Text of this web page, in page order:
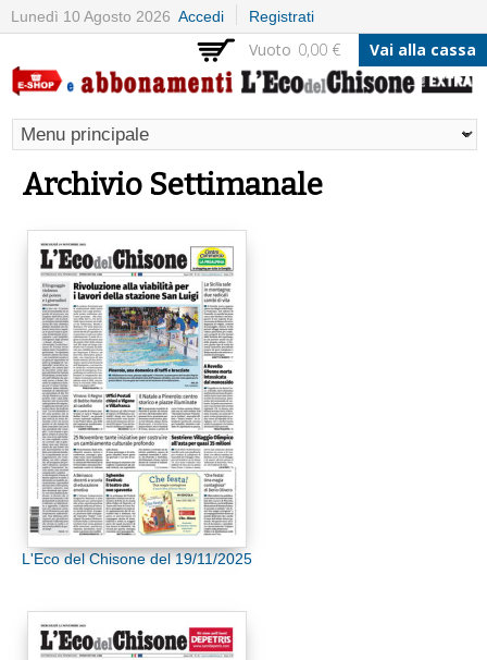
Salta al
contenuto
principale
Lunedì 10 Agosto 2026 Accedi Registrati
Vuoto 0,00 € Vai alla cassa
Archivio Settimanale
L'Eco del Chisone del 19/11/2025
Pagine